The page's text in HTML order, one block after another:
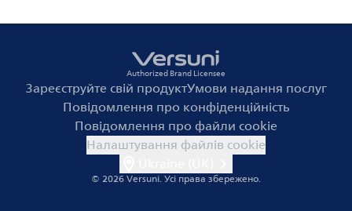
Authorized Brand Licensee
Зареєструйте свій продуктУмови надання послуг
Повідомлення про конфіденційність
Повідомлення про файли cookie
Налаштування файлів cookie
© 2026 Versuni.Усі права збережено.